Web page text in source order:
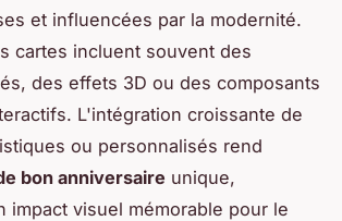
et influencées par la modernité.
cartes incluent souvent des
des effets 3D ou des composants
L'intégration croissante de
ou personnalisés rend
bon anniversaire unique,
impact visuel mémorable pour le